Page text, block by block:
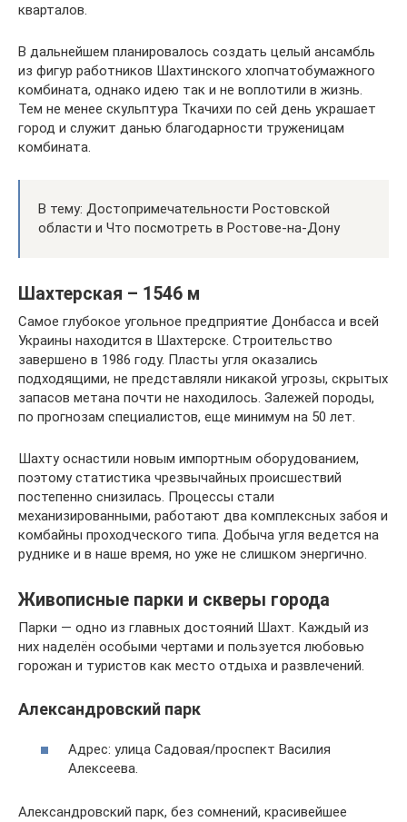
кварталов.
В дальнейшем планировалось создать целый ансамбль
из фигур работников Шахтинского хлопчатобумажного
комбината, однако идею так и не воплотили в жизнь.
Тем не менее скульптура Ткачихи по сей день украшает
город и служит данью благодарности труженицам
комбината.
В тему: Достопримечательности Ростовской
области и Что посмотреть в Ростове-на-Дону
Шахтерская – 1546 м
Самое глубокое угольное предприятие Донбасса и всей
Украины находится в Шахтерске. Строительство
завершено в 1986 году. Пласты угля оказались
подходящими, не представляли никакой угрозы, скрытых
запасов метана почти не находилось. Залежей породы,
по прогнозам специалистов, еще минимум на 50 лет.
Шахту оснастили новым импортным оборудованием,
поэтому статистика чрезвычайных происшествий
постепенно снизилась. Процессы стали
механизированными, работают два комплексных забоя и
комбайны проходческого типа. Добыча угля ведется на
руднике и в наше время, но уже не слишком энергично.
Живописные парки и скверы города
Парки — одно из главных достояний Шахт. Каждый из
них наделён особыми чертами и пользуется любовью
горожан и туристов как место отдыха и развлечений.
Александровский парк
Адрес: улица Садовая/проспект Василия
Алексеева.
Александровский парк, без сомнений, красивейшее